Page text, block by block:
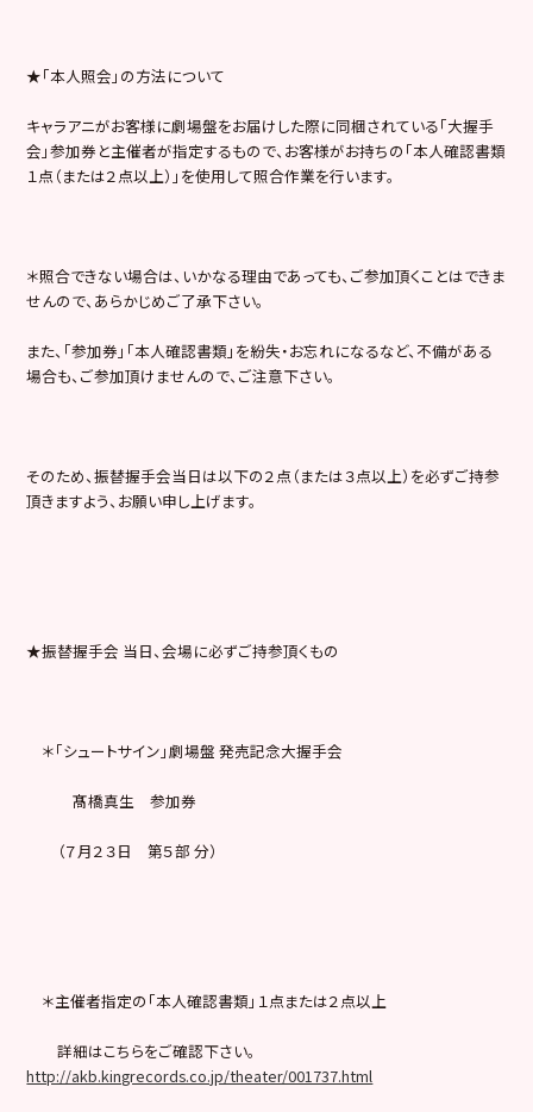
★「本人照会」の方法について
キャラアニがお客様に劇場盤をお届けした際に同梱されている「大握手
会」参加券と主催者が指定するもので、お客様がお持ちの「本人確認書類
１点（または２点以上）」を使用して照合作業を行います。
＊照合できない場合は、いかなる理由であっても、ご参加頂くことはできま
せんので、あらかじめご了承下さい。
また、「参加券」「本人確認書類」を紛失・お忘れになるなど、不備がある
場合も、ご参加頂けませんので、ご注意下さい。
そのため、振替握手会当日は以下の２点（または３点以上）を必ずご持参
頂きますよう、お願い申し上げます。
★振替握手会 当日、会場に必ずご持参頂くもの
＊「シュートサイン」劇場盤 発売記念大握手会
髙橋真生 参加券
（７月２３日 第５部 分）
＊主催者指定の「本人確認書類」１点または２点以上
詳細はこちらをご確認下さい。
http://akb.kingrecords.co.jp/theater/001737.html